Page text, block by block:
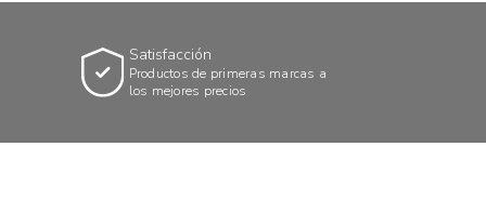
Satisfacción
Productos de primeras marcas a
los mejores precios